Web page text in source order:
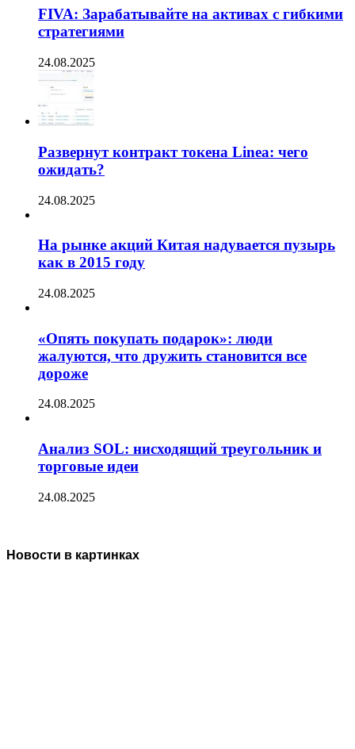
FIVA: Зарабатывайте на активах с гибкими
стратегиями
24.08.2025
Развернут контракт токена Linea: чего
ожидать?
24.08.2025
На рынке акций Китая надувается пузырь
как в 2015 году
24.08.2025
«Опять покупать подарок»: люди
жалуются, что дружить становится все
дороже
24.08.2025
Анализ SOL: нисходящий треугольник и
торговые идеи
24.08.2025
Новости в картинках